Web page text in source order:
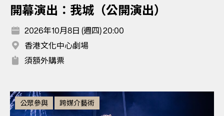
開幕演出：我城（公開演出）
2026年10月8日 (週四) 20:00
香港文化中心劇場
須額外購票
公眾參與 跨媒介藝術